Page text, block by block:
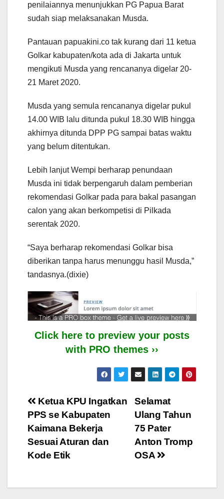
penilaiannya menunjukkan PG Papua Barat
sudah siap melaksanakan Musda.
Pantauan papuakini.co tak kurang dari 11 ketua
Golkar kabupaten/kota ada di Jakarta untuk
mengikuti Musda yang rencananya digelar 20-
21 Maret 2020.
Musda yang semula rencananya digelar pukul
14.00 WIB lalu ditunda pukul 18.30 WIB hingga
akhirnya ditunda DPP PG sampai batas waktu
yang belum ditentukan.
Lebih lanjut Wempi berharap penundaan
Musda ini tidak berpengaruh dalam pemberian
rekomendasi Golkar pada para bakal pasangan
calon yang akan berkompetisi di Pilkada
serentak 2020.
“Saya berharap rekomendasi Golkar bisa
diberikan tanpa harus menunggu hasil Musda,”
tandasnya.(dixie)
Click here to preview your posts
with PRO themes ››
Post
navigation
Selamat
Ulang Tahun
75 Pater
Anton Tromp
OSA
Ketua KPU Ingatkan
PPS se Kabupaten
Kaimana Bekerja
Sesuai Aturan dan
Kode Etik